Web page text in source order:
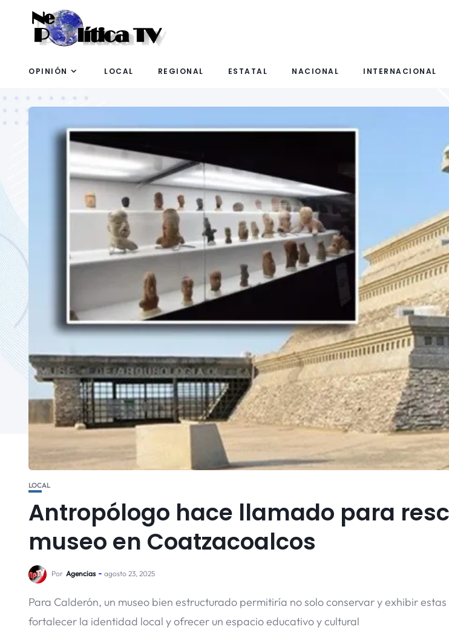
OPINIÓN LOCAL REGIONAL ESTATAL NACIONAL INTERNACIONAL
LOCAL
Antropólogo hace llamado para
museo en Coatzacoalcos
Por Agencias agosto 23, 2025
Para Calderón, un museo bien estructurado permitiría no solo conservar y exhibir
fortalecer la identidad local y ofrecer un espacio educativo y cultural